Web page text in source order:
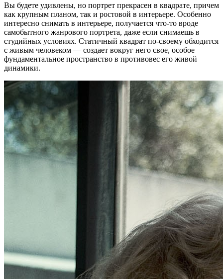
Вы будете удивлены, но портрет прекрасен в квадрате, причем
как крупным планом, так и ростовой в интерьере. Особенно
интересно снимать в интерьере, получается что-то вроде
самобытного жанрового портрета, даже если снимаешь в
студийных условиях. Статичный квадрат по-своему обходится
с живым человеком — создает вокруг него свое, особое
фундаментальное пространство в противовес его живой
динамики.